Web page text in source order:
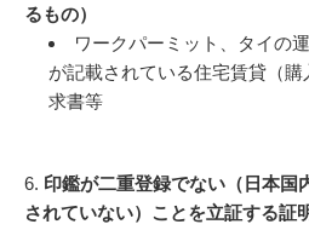
るもの）
ワークパーミット、タイの
が記載されている住宅賃貸（
求書等
6. 印鑑が二重登録でない（日本国
されていない）ことを立証する証